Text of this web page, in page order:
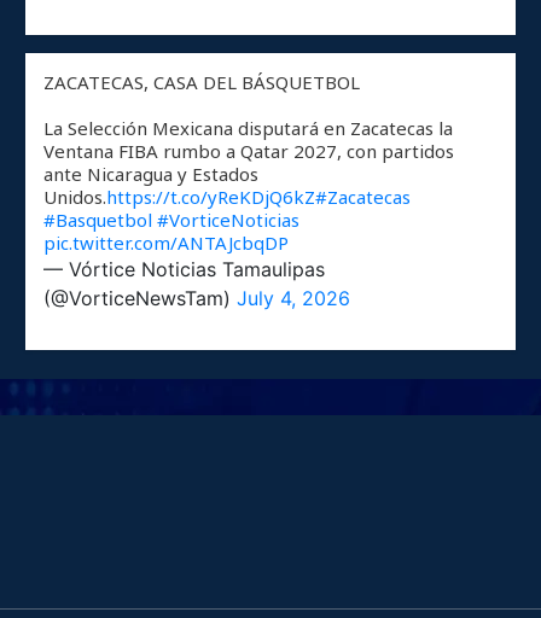
ZACATECAS, CASA DEL BÁSQUETBOL
La Selección Mexicana disputará en Zacatecas la
Ventana FIBA rumbo a Qatar 2027, con partidos
ante Nicaragua y Estados
Unidos.https://t.co/yReKDjQ6kZ#Zacatecas
#Basquetbol #VorticeNoticias
pic.twitter.com/ANTAJcbqDP
— Vórtice Noticias Tamaulipas
(@VorticeNewsTam)July 4, 2026